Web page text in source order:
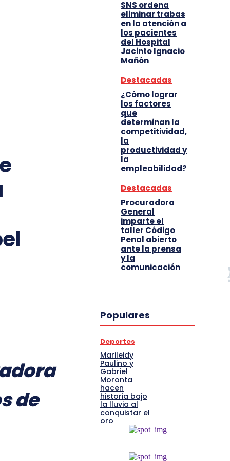
de
SNS ordena
eliminar trabas
en la atención a
los pacientes
del Hospital
Jacinto Ignacio
Mañón
Destacadas
¿Cómo lograr
los factores
que
determinan la
competitividad,
la
productividad y
la
empleabilidad?
Destacadas
Procuradora
General
imparte el
taller Código
Penal abierto
ante la prensa
y la
comunicación
Populares
Deportes
Marileidy
Paulino y
Gabriel
Moronta
hacen
historia bajo
la lluvia al
conquistar el
oro